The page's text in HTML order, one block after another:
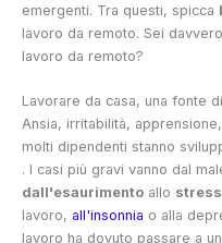
emergenti. Tra questi, spicca
lavoro da remoto. Sei
lavoro da remoto?
Lavorare da casa, una fonte
Ansia, irritabilità,
molti dipendenti stanno
. I casi più gravi vanno dal
dall'esaurimento allo stress
lavoro, all'insonnia o alla
lavoro ha dovuto passare a